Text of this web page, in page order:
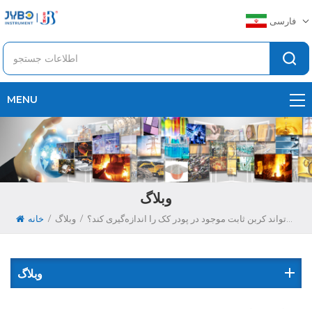
فارسی
MENU
وبلاگ
خانه / وبلاگ / آیا یک آنالایزر کربن-گوگرد مادون قرمز با فرکانس بالا می‌تواند کربن ثابت موجود در پودر کک را اندازه‌گیری کند؟
وبلاگ